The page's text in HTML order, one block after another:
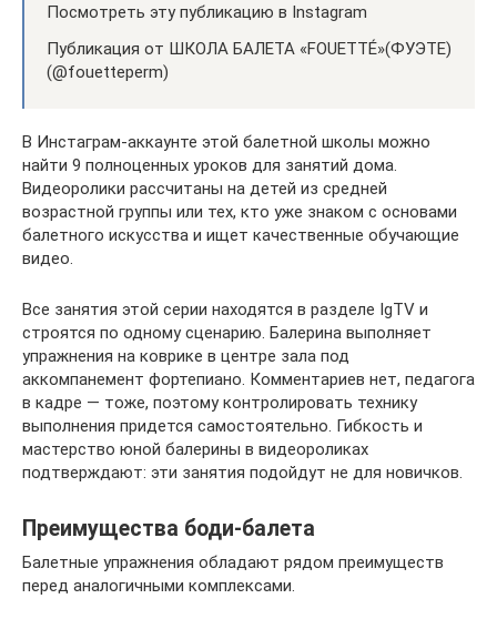
Посмотреть эту публикацию в Instagram
Публикация от ШКОЛА БАЛЕТА «FOUETTÉ»(ФУЭТЕ)
(@fouetteperm)
В Инстаграм-аккаунте этой балетной школы можно
найти 9 полноценных уроков для занятий дома.
Видеоролики рассчитаны на детей из средней
возрастной группы или тех, кто уже знаком с основами
балетного искусства и ищет качественные обучающие
видео.
Все занятия этой серии находятся в разделе IgTV и
строятся по одному сценарию. Балерина выполняет
упражнения на коврике в центре зала под
аккомпанемент фортепиано. Комментариев нет, педагога
в кадре — тоже, поэтому контролировать технику
выполнения придется самостоятельно. Гибкость и
мастерство юной балерины в видеороликах
подтверждают: эти занятия подойдут не для новичков.
Преимущества боди-балета
Балетные упражнения обладают рядом преимуществ
перед аналогичными комплексами.